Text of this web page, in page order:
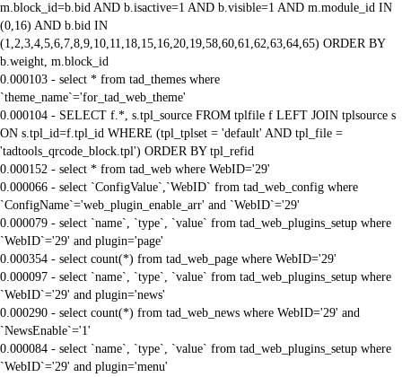
m.block_id=b.bid AND b.isactive=1 AND b.visible=1 AND m.module_id IN
(0,16) AND b.bid IN
(1,2,3,4,5,6,7,8,9,10,11,18,15,16,20,19,58,60,61,62,63,64,65) ORDER BY
b.weight, m.block_id
0.000103 - select * from tad_themes where
`theme_name`='for_tad_web_theme'
0.000104 - SELECT f.*, s.tpl_source FROM tplfile f LEFT JOIN tplsource s
ON s.tpl_id=f.tpl_id WHERE (tpl_tplset = 'default' AND tpl_file =
'tadtools_qrcode_block.tpl') ORDER BY tpl_refid
0.000152 - select * from tad_web where WebID='29'
0.000066 - select `ConfigValue`,`WebID` from tad_web_config where
`ConfigName`='web_plugin_enable_arr' and `WebID`='29'
0.000079 - select `name`, `type`, `value` from tad_web_plugins_setup where
`WebID`='29' and plugin='page'
0.000354 - select count(*) from tad_web_page where WebID='29'
0.000097 - select `name`, `type`, `value` from tad_web_plugins_setup where
`WebID`='29' and plugin='news'
0.000290 - select count(*) from tad_web_news where WebID='29' and
`NewsEnable`='1'
0.000084 - select `name`, `type`, `value` from tad_web_plugins_setup where
`WebID`='29' and plugin='menu'